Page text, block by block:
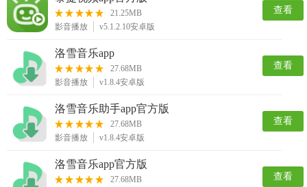
21.25MB
影音播放
v5.1.2.10安卓版
查看
洛雪音乐app
27.68MB
影音播放
v1.8.4安卓版
查看
洛雪音乐助手app官方版
27.68MB
影音播放
v1.8.4安卓版
查看
洛雪音乐app官方版
27.68MB
查看